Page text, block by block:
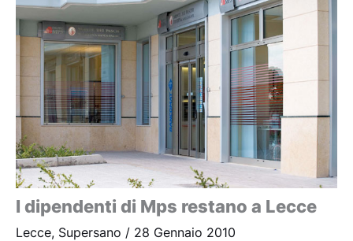
I dipendenti di Mps restano a Lecce
Lecce, Supersano / 28 Gennaio 2010